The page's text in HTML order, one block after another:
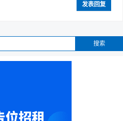
发表回复
搜索